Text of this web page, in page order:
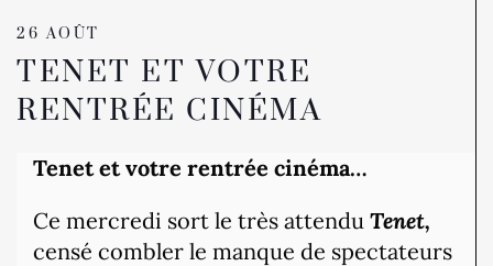
26 AOÛT
TENET ET VOTRE
RENTRÉE CINÉMA
Tenet et votre rentrée cinéma…
Ce mercredi sort le très attendu Tenet,
censé combler le manque de spectateurs